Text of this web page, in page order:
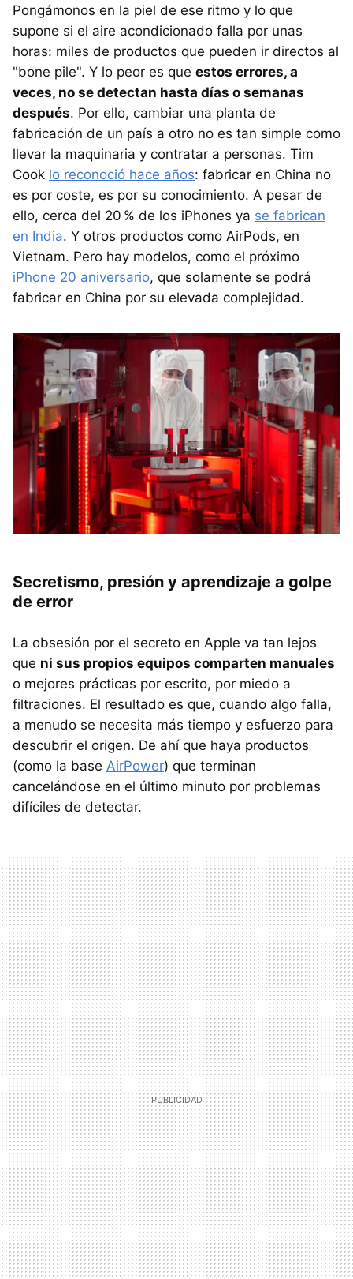
Pongámonos en la piel de ese ritmo y lo que
supone si el aire acondicionado falla por unas
horas: miles de productos que pueden ir directos al
"bone pile". Y lo peor es que estos errores, a
veces, no se detectan hasta días o semanas
después. Por ello, cambiar una planta de
fabricación de un país a otro no es tan simple como
llevar la maquinaria y contratar a personas. Tim
Cook lo reconoció hace años: fabricar en China no
es por coste, es por su conocimiento. A pesar de
ello, cerca del 20 % de los iPhones ya se fabrican
en India. Y otros productos como AirPods, en
Vietnam. Pero hay modelos, como el próximo
iPhone 20 aniversario, que solamente se podrá
fabricar en China por su elevada complejidad.
Secretismo, presión y aprendizaje a golpe
de error
La obsesión por el secreto en Apple va tan lejos
que ni sus propios equipos comparten manuales
o mejores prácticas por escrito, por miedo a
filtraciones. El resultado es que, cuando algo falla,
a menudo se necesita más tiempo y esfuerzo para
descubrir el origen. De ahí que haya productos
(como la base AirPower) que terminan
cancelándose en el último minuto por problemas
difíciles de detectar.